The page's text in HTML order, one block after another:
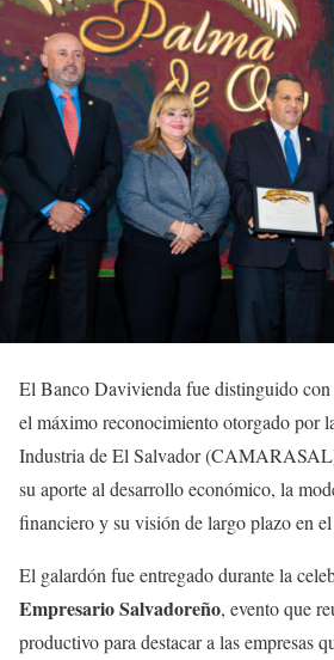
El Banco Davivienda fue distinguido con
el máximo reconocimiento otorgado por
Industria de El Salvador
su aporte al desarrollo económico, la
financiero y su visión de largo plazo en
El galardón fue entregado durante la
Empresario Salvadoreño, evento que
productivo para destacar a las empresas